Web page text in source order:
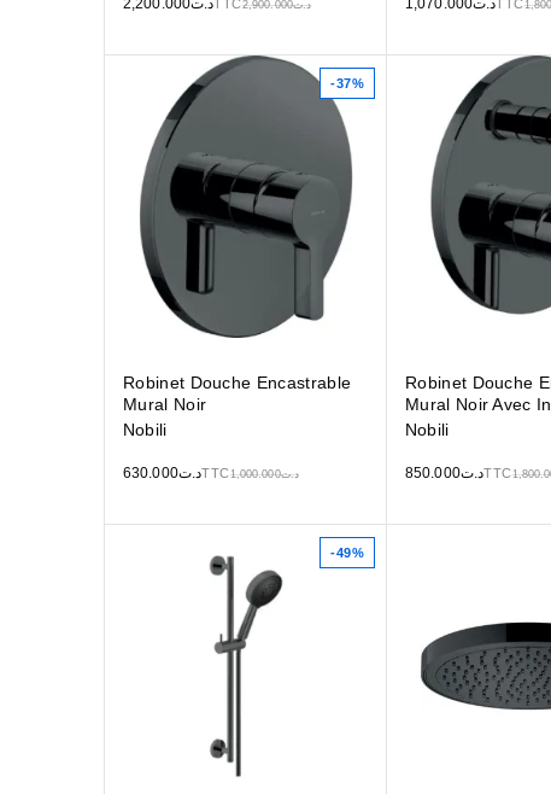
د.ت2,900.000 د.ت2,200.000 TTC د.ت1,070.000 TTC
-37%
Robinet Douche Encastrable
Mural Noir
Nobili
د.ت1,000.000 د.ت630.000 TTC
Robinet Douche
Mural Noir Avec
Nobili
د.ت850.000 TTC
-49%